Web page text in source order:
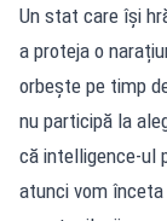
Un stat care își
a proteja o
orbește pe timp
nu participă la
că intelligence-ul
atunci vom